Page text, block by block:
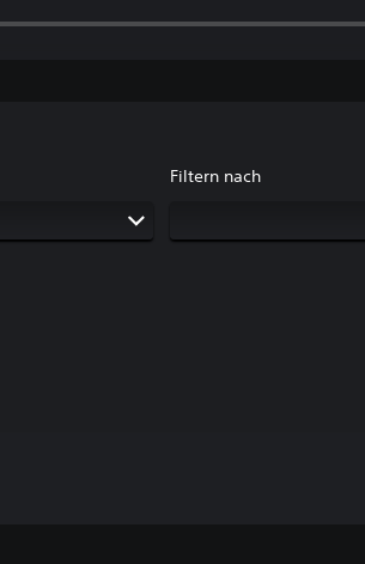
Filtern nach